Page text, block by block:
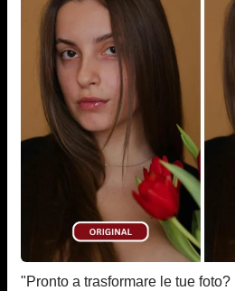
"Pronto a trasformare le tue